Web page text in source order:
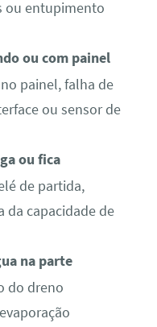
ou entupimento
ou com painel
painel, falha de
ou sensor de
ou fica
de partida,
capacidade de
na parte
do dreno